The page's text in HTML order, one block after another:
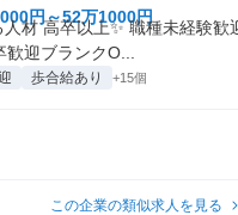
円～52万1000円
材 高卒以上✨ 職種未経験歓
歓迎ブランクO...
歩合給あり +15個
この企業の類似求人を見る